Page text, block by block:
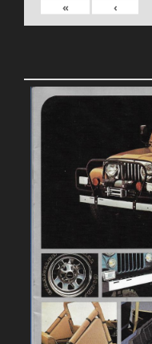
›
»